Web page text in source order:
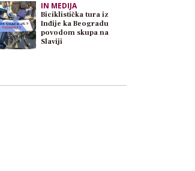
IN MEDIJA
Biciklistička tura iz
Inđije ka Beogradu
povodom skupa na
Slaviji